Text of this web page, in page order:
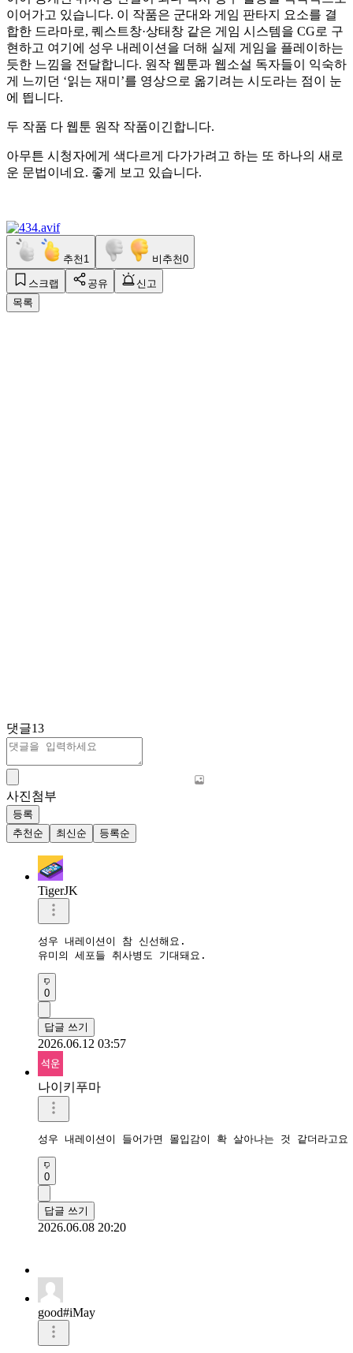
이어가고 있습니다. 이 작품은 군대와 게임 판타지 요소를 결
합한 드라마로, 퀘스트창·상태창 같은 게임 시스템을 CG로 구
현하고 여기에 성우 내레이션을 더해 실제 게임을 플레이하는
듯한 느낌을 전달합니다. 원작 웹툰과 웹소설 독자들이 익숙하
게 느끼던 ‘읽는 재미’를 영상으로 옮기려는 시도라는 점이 눈
에 띕니다.
두 작품 다 웹툰 원작 작품이긴합니다.
아무튼 시청자에게 색다르게 다가가려고 하는 또 하나의 새로
운 문법이네요. 좋게 보고 있습니다.
추천 1 비추천0
스크랩 공유
신고
목록
댓글13
사진첨부
등록
추천순
최신순 등록순
TigerJK
성우 내레이션이 참 신선해요.
유미의 세포들 취사병도 기대돼요.
0
답글 쓰기
2026.06.12 03:57
나이키푸마
성우 내레이션이 들어가면 몰입감이 확 살아나는 것 같더라고요
0
답글 쓰기
2026.06.08 20:20
good#iMay